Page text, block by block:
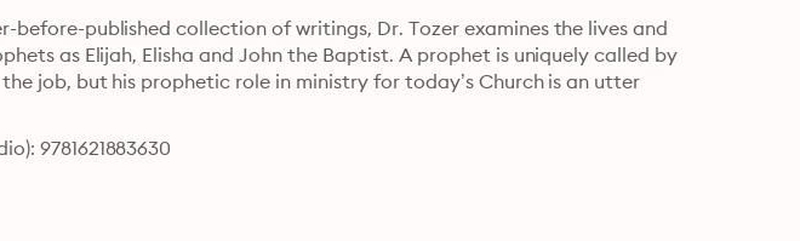
before-published collection of writings, Dr. Tozer examines the lives and
as Elijah, Elisha and John the Baptist. A prophet is uniquely called by
job, but his prophetic role in ministry for today’s Church is an utter
9781621883630